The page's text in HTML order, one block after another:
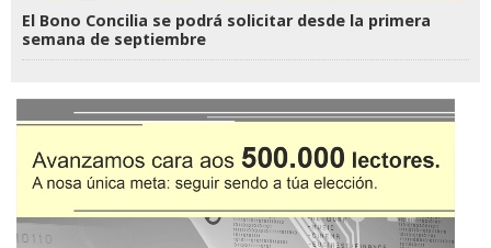
El Bono Concilia se podrá solicitar desde la primera
semana de septiembre